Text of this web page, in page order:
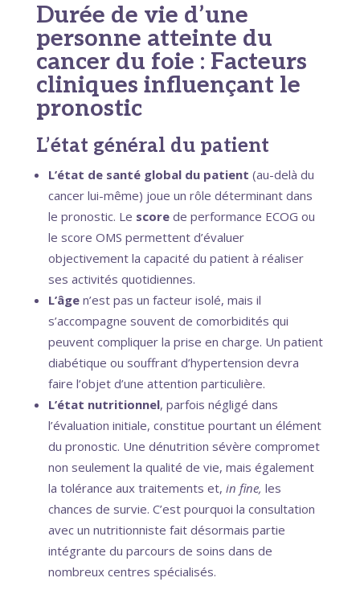
Durée de vie d’une
personne atteinte du
cancer du foie : Facteurs
cliniques influençant le
pronostic
L’état général du patient
L’état de santé global du patient (au-delà du
cancer lui-même) joue un rôle déterminant dans
le pronostic. Le score de performance ECOG ou
le score OMS permettent d’évaluer
objectivement la capacité du patient à réaliser
ses activités quotidiennes.
L’âge n’est pas un facteur isolé, mais il
s’accompagne souvent de comorbidités qui
peuvent compliquer la prise en charge. Un patient
diabétique ou souffrant d’hypertension devra
faire l’objet d’une attention particulière.
L’état nutritionnel, parfois négligé dans
l’évaluation initiale, constitue pourtant un élément
du pronostic. Une dénutrition sévère compromet
non seulement la qualité de vie, mais également
la tolérance aux traitements et, in fine, les
chances de survie. C’est pourquoi la consultation
avec un nutritionniste fait désormais partie
intégrante du parcours de soins dans de
nombreux centres spécialisés.